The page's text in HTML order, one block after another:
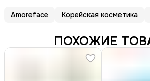
Amoreface Корейская косметика
ПОХОЖИЕ